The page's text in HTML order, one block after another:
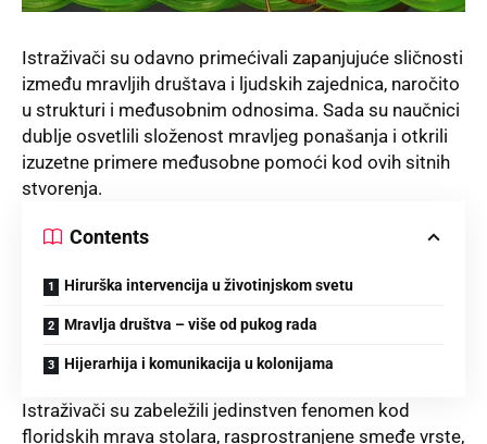
Istraživači su odavno primećivali zapanjujuće sličnosti
između mravljih društava i ljudskih zajednica, naročito
u strukturi i međusobnim odnosima. Sada su naučnici
dublje osvetlili složenost mravljeg ponašanja i otkrili
izuzetne primere međusobne pomoći kod ovih sitnih
stvorenja.
Contents
Hirurška intervencija u životinjskom svetu
Mravlja društva – više od pukog rada
Hijerarhija i komunikacija u kolonijama
Istraživači su zabeležili jedinstven fenomen kod
floridskih mrava stolara, rasprostranjene smeđe vrste,